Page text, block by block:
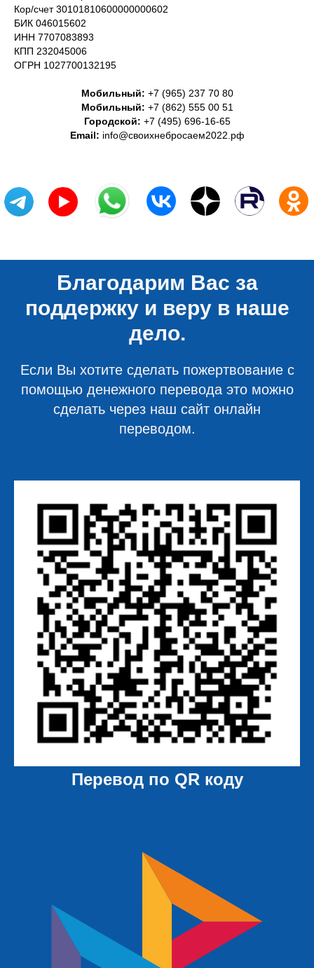
Кор/счет 30101810600000000602
БИК 046015602
ИНН 7707083893
КПП 232045006
ОГРН 1027700132195
Мобильный: +7 (965) 237 70 80
Мобильный: +7 (862) 555 00 51
Городской: +7 (495) 696-16-65
Email: info@своихнебросаем2022.рф
Благодарим Вас за
поддержку и веру в наше
дело.
Если Вы хотите сделать пожертвование с
помощью денежного перевода это можно
сделать через наш сайт онлайн
переводом.
Перевод по QR коду